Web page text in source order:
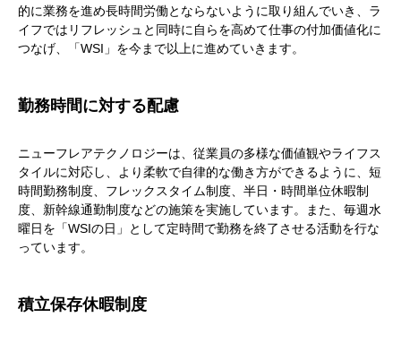
的に業務を進め長時間労働とならないように取り組んでいき、ラ
イフではリフレッシュと同時に自らを高めて仕事の付加価値化に
つなげ、「WSI」を今まで以上に進めていきます。
勤務時間に対する配慮
ニューフレアテクノロジーは、従業員の多様な価値観やライフス
タイルに対応し、より柔軟で自律的な働き方ができるように、短
時間勤務制度、フレックスタイム制度、半日・時間単位休暇制
度、新幹線通勤制度などの施策を実施しています。また、毎週水
曜日を「WSIの日」として定時間で勤務を終了させる活動を行な
っています。
積立保存休暇制度